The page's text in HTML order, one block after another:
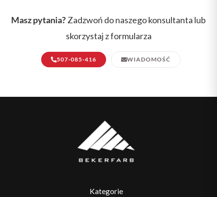
Masz pytania?Zadzwoń do naszego konsultanta lub
skorzystaj z formularza
507-085-416 WIADOMOŚĆ
Kategorie